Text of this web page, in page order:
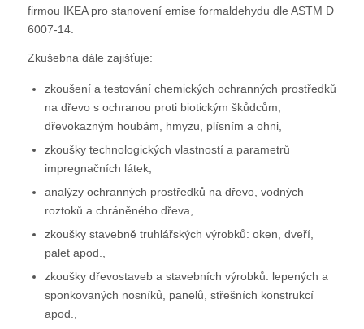
firmou IKEA pro stanovení emise formaldehydu dle ASTM D
6007-14.
Zkušebna dále zajišťuje:
zkoušení a testování chemických ochranných prostředků
na dřevo s ochranou proti biotickým škůdcům,
dřevokazným houbám, hmyzu, plísním a ohni,
zkoušky technologických vlastností a parametrů
impregnačních látek,
analýzy ochranných prostředků na dřevo, vodných
roztoků a chráněného dřeva,
zkoušky stavebně truhlářských výrobků: oken, dveří,
palet apod.,
zkoušky dřevostaveb a stavebních výrobků: lepených a
sponkovaných nosníků, panelů, střešních konstrukcí
apod.,